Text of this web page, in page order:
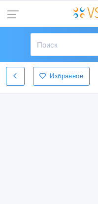
Избранное